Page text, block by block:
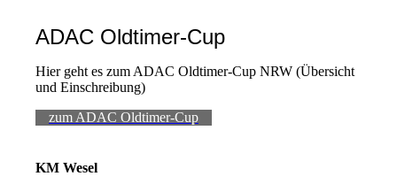
ADAC Oldtimer-Cup
Hier geht es zum ADAC Oldtimer-Cup NRW (Übersicht
und Einschreibung)
zum ADAC Oldtimer-Cup
KM Wesel